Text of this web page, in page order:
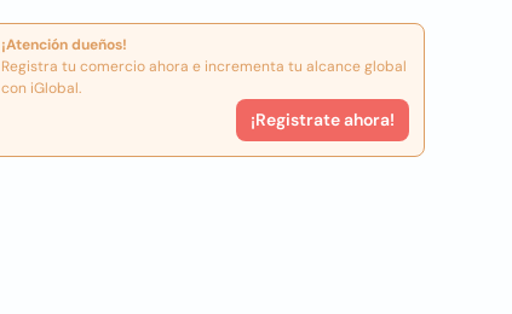
¡Atención dueños!
Registra tu comercio ahora e incrementa tu alcance global
con iGlobal.
¡Registrate ahora!